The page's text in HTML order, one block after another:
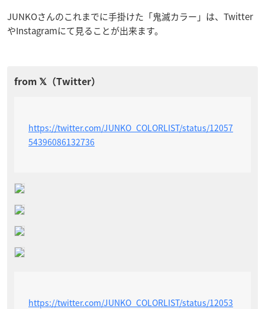
JUNKOさんのこれまでに手掛けた「鬼滅カラー」は、Twitter
やInstagramにて見ることが出来ます。
https://twitter.com/JUNKO_COLORLIST/status/12057
54396086132736
https://twitter.com/JUNKO_COLORLIST/status/12053